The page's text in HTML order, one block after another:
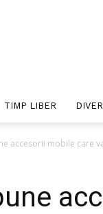
TIMP LIBER
accesorii mobile care